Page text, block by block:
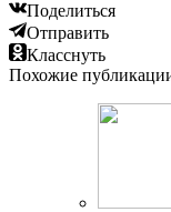
Поделиться
Отправить
Класснуть
Похожие